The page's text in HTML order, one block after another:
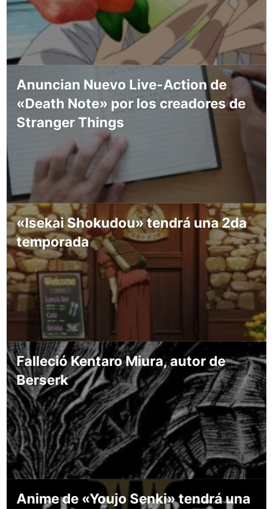
Anuncian Nuevo Live-Action de
«Death Note» por los creadores de
Stranger Things
«Isekai Shokudou» tendrá una 2da
temporada
Falleció Kentaro Miura, autor de
Berserk
Anime de «Youjo Senki» tendrá una